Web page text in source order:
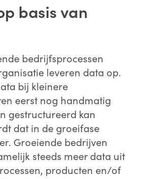
basis van
bedrijfsprocessen
leveren data op.
bij kleinere
eerst nog handmatig
gestructureerd kan
dat in de groeifase
Groeiende bedrijven
steeds meer data uit
producten en/of